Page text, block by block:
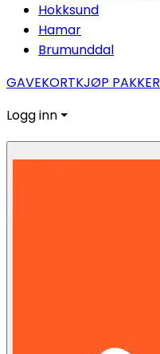
Hokksund
Hamar
Brumunddal
GAVEKORTKJØP PAKKER
Logg inn ⏷